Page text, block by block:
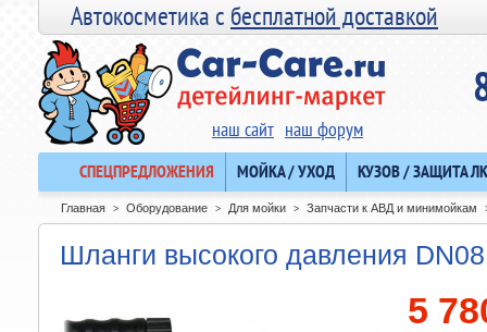
Автокосметика сбесплатной доставкой
наш сайт наш форум
СПЕЦПРЕДЛОЖЕНИЯ МОЙКА / УХОД КУЗОВ / ЗАЩИТА
Главная > Оборудование > Для мойки > Запчасти к АВД и минимойкам
Шланги высокого давления
5